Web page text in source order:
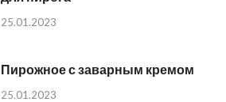
25.01.2023
Пирожное с заварным кремом
25.01.2023